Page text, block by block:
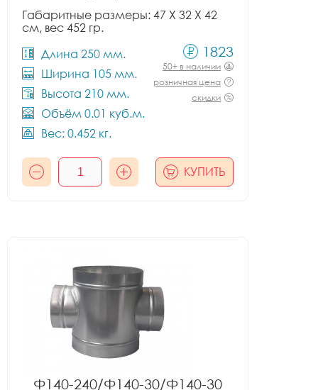
Габаритные размеры: 47 X 32 X 42
см, вес 452 гр.
Длина 250 мм.
Ширина 105 мм.
Высота 210 мм.
Объём 0.01 куб.м.
Вес: 0.452 кг.
1823
50+ в наличии
розничная цена
скидки
КУПИТЬ
Ф140-240/Ф140-30/Ф140-30